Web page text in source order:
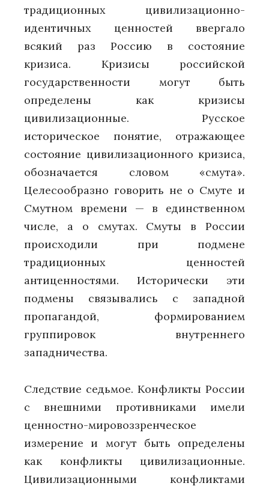
традиционных цивилизационно-
идентичных ценностей ввергало
всякий раз Россию в состояние
кризиса. Кризисы российской
государственности могут быть
определены как кризисы
цивилизационные. Русское
историческое понятие, отражающее
состояние цивилизационного кризиса,
обозначается словом «смута».
Целесообразно говорить не о Смуте и
Смутном времени — в единственном
числе, а о смутах. Смуты в России
происходили при подмене
традиционных ценностей
антиценностями. Исторически эти
подмены связывались с западной
пропагандой, формированием
группировок внутреннего
западничества.
Следствие седьмое. Конфликты России
с внешними противниками имели
ценностно-мировоззренческое
измерение и могут быть определены
как конфликты цивилизационные.
Цивилизационными конфликтами